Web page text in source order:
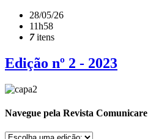
28/05/26
11h58
7itens
Edição nº 2 - 2023
Navegue pela Revista Comunicare